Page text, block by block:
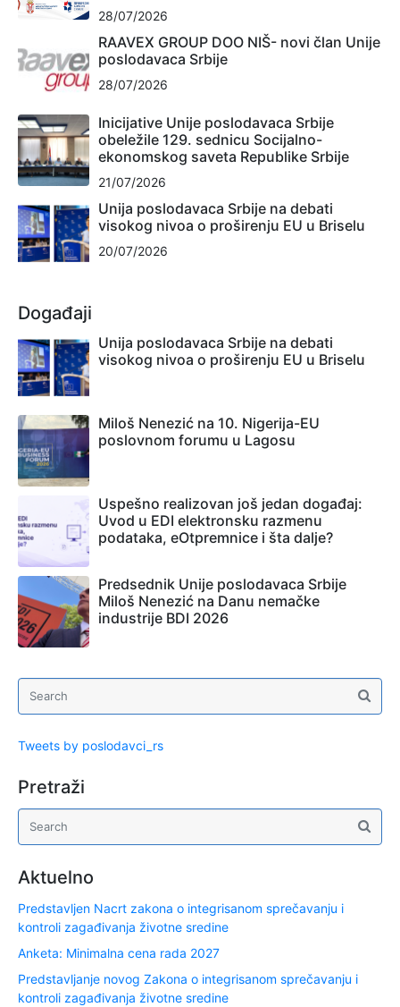
28/07/2026
RAAVEX GROUP DOO NIŠ- novi član Unije
poslodavaca Srbije
28/07/2026
Inicijative Unije poslodavaca Srbije
obeležile 129. sednicu Socijalno-
ekonomskog saveta Republike Srbije
21/07/2026
Unija poslodavaca Srbije na debati
visokog nivoa o proširenju EU u Briselu
20/07/2026
Događaji
Unija poslodavaca Srbije na debati
visokog nivoa o proširenju EU u Briselu
Miloš Nenezić na 10. Nigerija-EU
poslovnom forumu u Lagosu
Uspešno realizovan još jedan događaj:
Uvod u EDI elektronsku razmenu
podataka, eOtpremnice i šta dalje?
Predsednik Unije poslodavaca Srbije
Miloš Nenezić na Danu nemačke
industrije BDI 2026
Tweets by poslodavci_rs
Pretraži
Aktuelno
Predstavljen Nacrt zakona o integrisanom sprečavanju i
kontroli zagađivanja životne sredine
Anketa: Minimalna cena rada 2027
Predstavljanje novog Zakona o integrisanom sprečavanju i
kontroli zagađivanja životne sredine